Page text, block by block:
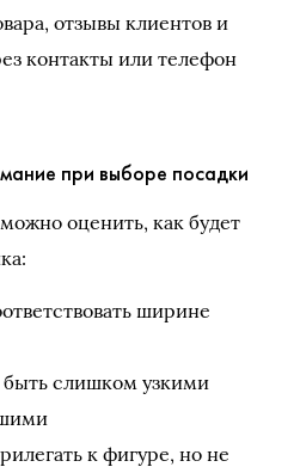
отзывы клиентов и
контакты или телефон
при выборе посадки
оценить, как будет
ширине
слишком узкими
к фигуре, но не